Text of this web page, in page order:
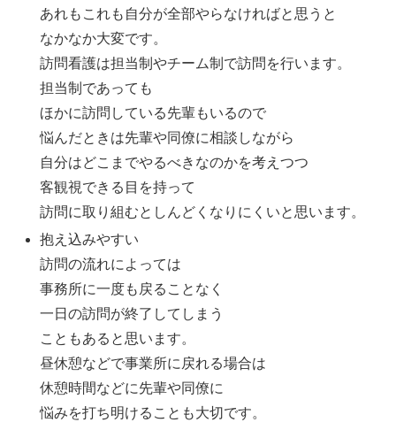
あれもこれも自分が全部やらなければと思うと
なかなか大変です。
訪問看護は担当制やチーム制で訪問を行います。
担当制であっても
ほかに訪問している先輩もいるので
悩んだときは先輩や同僚に相談しながら
自分はどこまでやるべきなのかを考えつつ
客観視できる目を持って
訪問に取り組むとしんどくなりにくいと思います。
抱え込みやすい
訪問の流れによっては
事務所に一度も戻ることなく
一日の訪問が終了してしまう
こともあると思います。
昼休憩などで事業所に戻れる場合は
休憩時間などに先輩や同僚に
悩みを打ち明けることも大切です。